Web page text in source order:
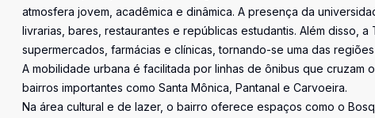
atmosfera jovem, acadêmica e dinâmica. A presença da
livrarias, bares, restaurantes e repúblicas estudantis. Além disso,
supermercados, farmácias e clínicas, tornando-se uma das
A mobilidade urbana é facilitada por linhas de ônibus que
bairros importantes como Santa Mônica, Pantanal e Carvoeira.
Na área cultural e de lazer, o bairro oferece espaços como o